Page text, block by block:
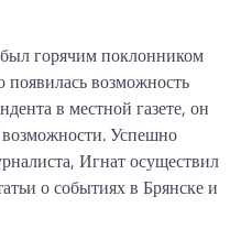
горячим поклонником
появилась возможность
в местной газете, он
возможности. Успешно
Игнат осуществил
о событиях в Брянске и